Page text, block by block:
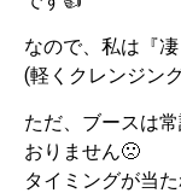
なので、私は『
(軽くクレンジン
ただ、ブースは
おりません🙁
タイミングが当